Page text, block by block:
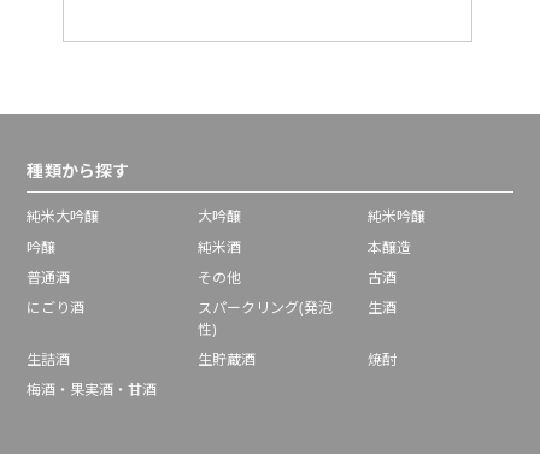
種類から探す
純米大吟醸 大吟醸
純米吟醸
吟醸
純米酒
本醸造
普通酒
その他
古酒
にごり酒
スパークリング(発泡
性)
生酒
生詰酒 生貯蔵酒
焼酎
梅酒・果実酒・甘酒